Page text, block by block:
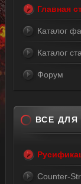
Главная
Каталог
Каталог
Форум
ВСЕ ДЛЯ
Counter-